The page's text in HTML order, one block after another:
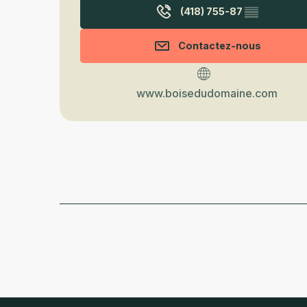
(418) 755-87 ▒▒
Contactez-nous
www.boisedudomaine.com